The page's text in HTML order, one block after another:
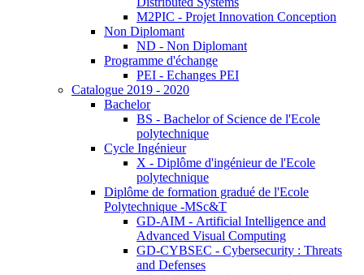
M2PIC - Projet Innovation Conception
Non Diplomant
ND - Non Diplomant
Programme d'échange
PEI - Echanges PEI
Catalogue 2019 - 2020
Bachelor
BS - Bachelor of Science de l'Ecole
polytechnique
Cycle Ingénieur
X - Diplôme d'ingénieur de l'Ecole
polytechnique
Diplôme de formation gradué de l'Ecole
Polytechnique -MSc&T
GD-AIM - Artificial Intelligence and
Advanced Visual Computing
GD-CYBSEC - Cybersecurity : Threats
and Defenses